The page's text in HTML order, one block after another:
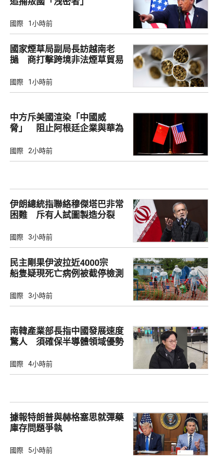
國際 1小時前
國家煙草局副局長訪越南老
撾 商打擊跨境非法煙草貿易
國際 1小時前
中方斥美國渲染「中國威
脅」 阻止阿根廷企業與華為
國際 2小時前
伊朗總統指聯絡穆傑塔巴非常
困難 斥有人試圖製造分裂
國際 3小時前
民主剛果伊波拉近4000宗
船隻疑現死亡病例被截停檢測
國際 3小時前
南韓產業部長指中國發展速度
驚人 須確保半導體領域優勢
國際 4小時前
據報特朗普與赫格塞思就彈藥
庫存問題爭執
國際 5小時前